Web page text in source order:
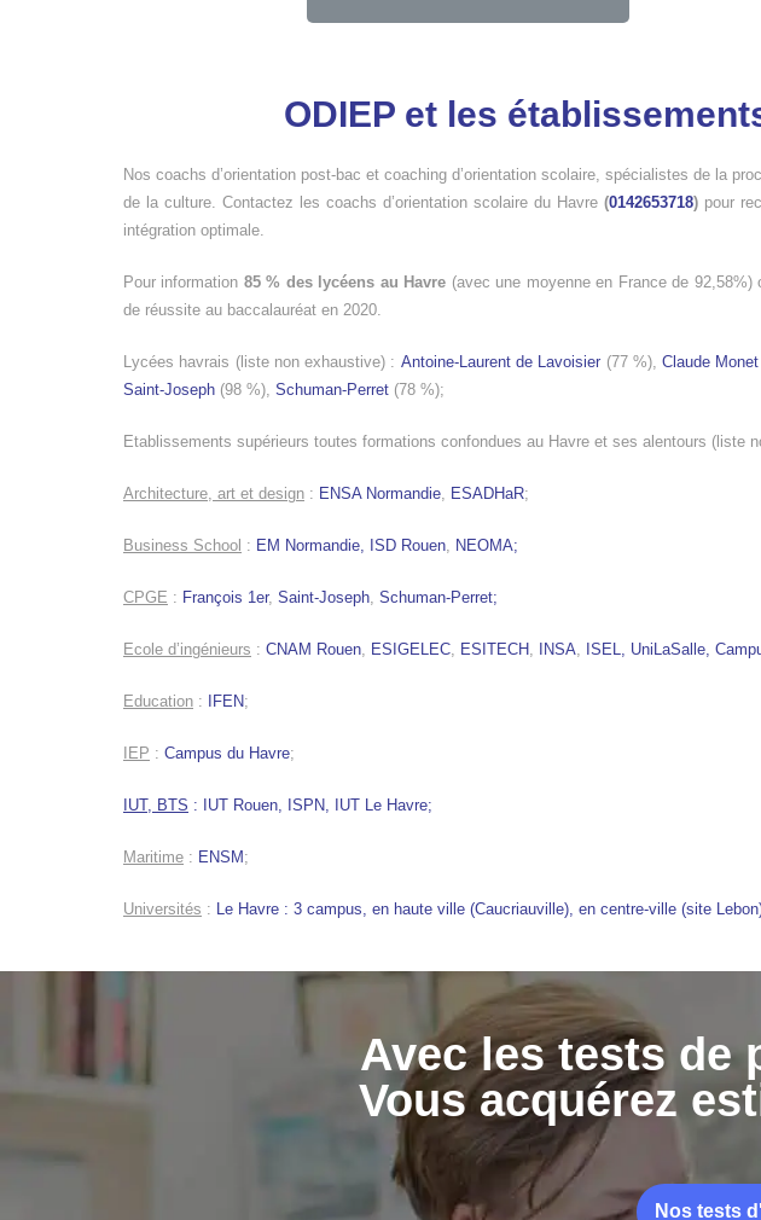
ODIEP et les
Nos coachs d’orientation post-bac et coaching d’orientation scolaire, spécialistes de la
de la culture. Contactez les coachs d’orientation scolaire du Havre (0142653718) pour
intégration optimale.
Pour information 85 % des lycéens au Havre (avec une moyenne en France de
de réussite au baccalauréat en 2020.
Lycées havrais (liste non exhaustive) : Antoine-Laurent de Lavoisier (77 %),Claude Monet
Saint-Joseph (98 %), Schuman-Perret (78 %);
Etablissements supérieurs toutes formations confondues au Havre et ses alentours (liste
Architecture, art et design : ENSA Normandie ESADHaR;
Business School : EM Normandie, ISD Rouen NEOMA;
CPGE : François 1er, Saint-Joseph Schuman-Perret;
Ecole d’ingénieurs : CNAM Rouen ESIGELEC ESITECH INSA ISEL, UniLaSalle,
Education : IFEN;
IEP : Campus du Havre;
IUT, BTS : IUT Rouen ISPN, IUT Le Havre;
Maritime : ENSM;
Universités : Le Havre : 3 campus, en haute ville (Caucriauville), en centre-ville (site
Avec les tests de
Vous acquérez
Nos tests